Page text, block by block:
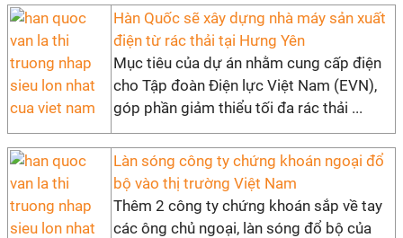
Hàn Quốc sẽ xây dựng nhà máy sản xuất
điện từ rác thải tại Hưng Yên
Mục tiêu của dự án nhằm cung cấp điện
cho Tập đoàn Điện lực Việt Nam (EVN),
góp phần giảm thiểu tối đa rác thải ...
Làn sóng công ty chứng khoán ngoại đổ
bộ vào thị trường Việt Nam
Thêm 2 công ty chứng khoán sắp về tay
các ông chủ ngoại, làn sóng đổ bộ của